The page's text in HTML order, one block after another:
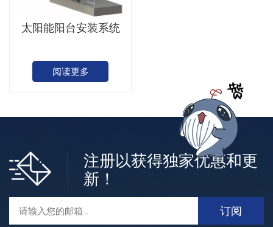
太阳能阳台安装系统
阅读更多
注册以获得独家优惠和更
新！